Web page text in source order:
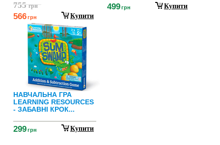
755грн
566грн Купити
499грн Купити
НАВЧАЛЬНА ГРА
LEARNING RESOURCES
- ЗАБАВНІ КРОК...
299грн Купити